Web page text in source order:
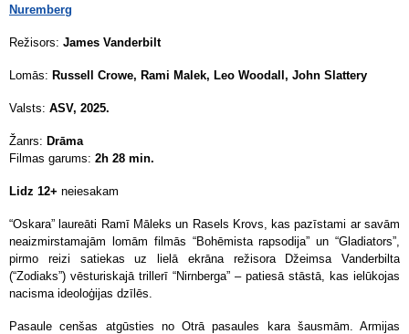
Nuremberg
Režisors: James Vanderbilt
Lomās: Russell Crowe, Rami Malek, Leo Woodall, John Slattery
Valsts: ASV, 2025.
Žanrs: Drāma
Filmas garums: 2h 28 min.
Lidz 12+ neiesakam
“Oskara” laureāti Ramī Māleks un Rasels Krovs, kas pazīstami ar savām
neaizmirstamajām lomām filmās “Bohēmista rapsodija” un “Gladiators”,
pirmo reizi satiekas uz lielā ekrāna režisora Džeimsa Vanderbilta
(“Zodiaks”) vēsturiskajā trillerī “Nirnberga” – patiesā stāstā, kas ielūkojas
nacisma ideoloģijas dzīlēs.
Pasaule cenšas atgūsties no Otrā pasaules kara šausmām. Armijas